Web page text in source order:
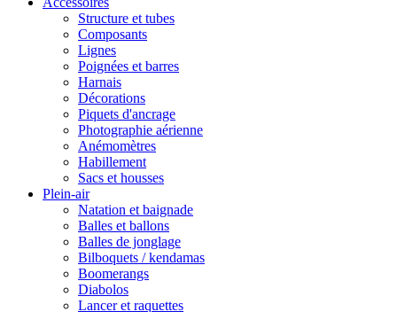
Structure et tubes
Composants
Lignes
Poignées et barres
Harnais
Décorations
Piquets d'ancrage
Photographie aérienne
Anémomètres
Habillement
Sacs et housses
Plein-air
Natation et baignade
Balles et ballons
Balles de jonglage
Bilboquets / kendamas
Boomerangs
Diabolos
Lancer et raquettes